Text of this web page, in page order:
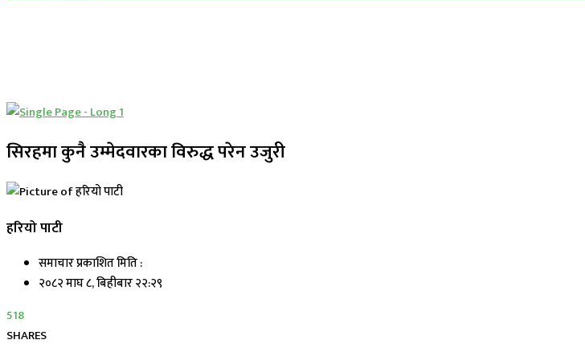
सिरहमा कुनै उम्मेदवारका विरुद्ध परेन उजुरी
हरियो पाटी
समाचार प्रकाशित मिति :
२०८२ माघ ८, बिहीबार २२:२९
518
SHARES